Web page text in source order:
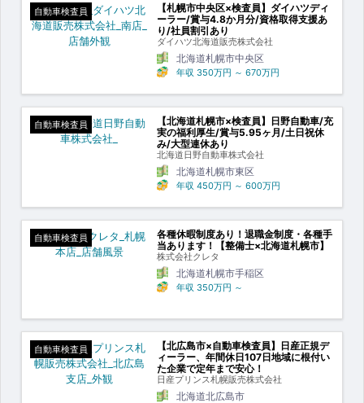
自動車検査員
【札幌市中央区×検査員】ダイハツディ
ーラー/賞与4.8か月分/資格取得支援あ
り/社員割引あり
ダイハツ北海道販売株式会社
北海道札幌市中央区
年収 350万円 ～ 670万円
自動車検査員
【北海道札幌市×検査員】日野自動車/充
実の福利厚生/賞与5.95ヶ月/土日祝休
み/大型連休あり
北海道日野自動車株式会社
北海道札幌市東区
年収 450万円 ～ 600万円
自動車検査員
各種休暇制度あり！退職金制度・各種手
当あります！【整備士×北海道札幌市】
株式会社クレタ
北海道札幌市手稲区
年収 350万円 ～
自動車検査員
【北広島市×自動車検査員】日産正規デ
ィーラー、年間休日107日地域に根付い
た企業で定年まで安心！
日産プリンス札幌販売株式会社
北海道北広島市